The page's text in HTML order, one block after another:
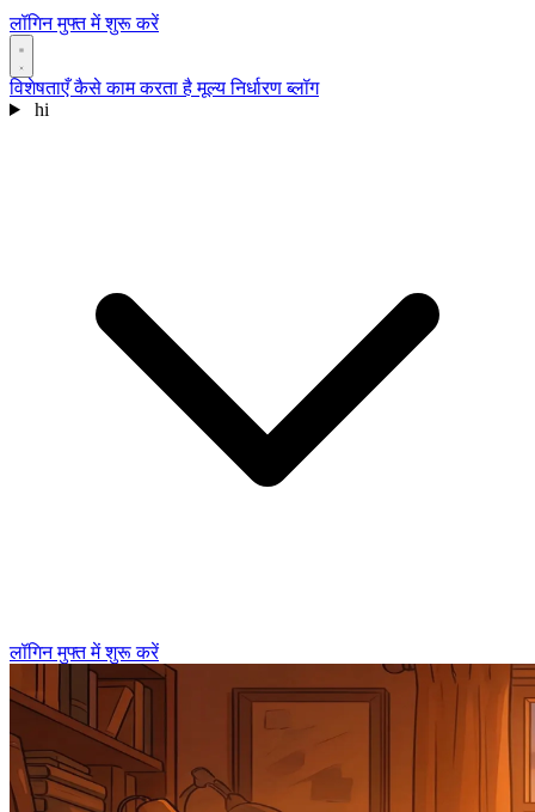
लॉगिनमुफ्त में शुरू करें
विशेषताएँकैसे काम करता हैमूल्य निर्धारणब्लॉग
hi
लॉगिनमुफ्त में शुरू करें